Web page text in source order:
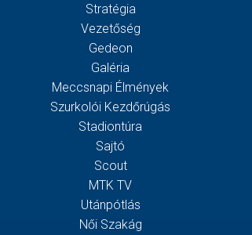
Stratégia
Vezetőség
Gedeon
Galéria
Meccsnapi Élmények
Szurkolói Kezdőrúgás
Stadiontúra
Sajtó
Scout
MTK TV
Utánpótlás
Női Szakág